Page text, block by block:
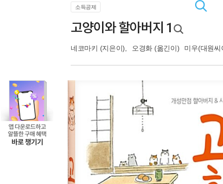
소득공제
고양이와 할아버지 1
네코마키 (지은이), 오경화 (옮긴이) 미우(대원씨